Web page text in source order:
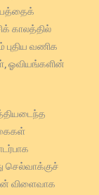
காலத்தில்
புதிய வணிக
ஓவியங்களின்
செல்வாக்குச்
விளைவாக